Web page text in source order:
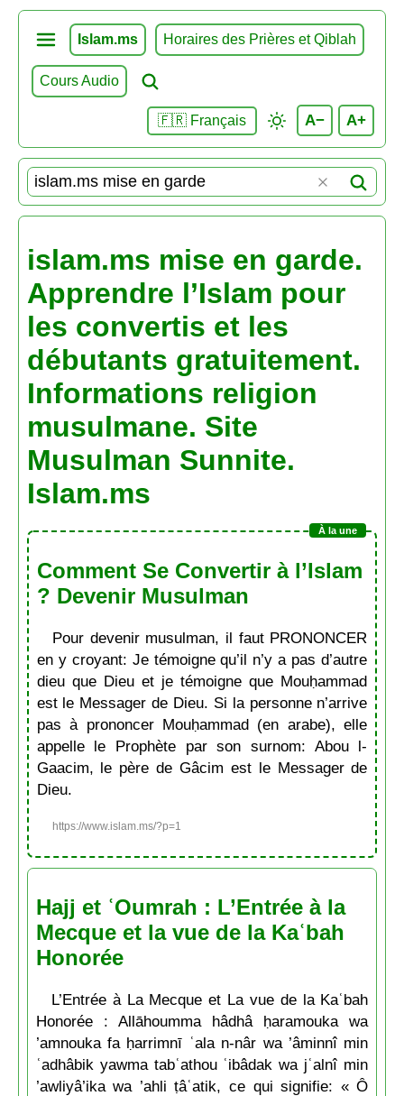
Islam.ms Horaires des Prières et Qiblah
Cours Audio
🇫🇷 Français A− A+
islam.ms mise en garde.
Apprendre l’Islam pour
les convertis et les
débutants gratuitement.
Informations religion
musulmane. Site
Musulman Sunnite.
Islam.ms
Comment Se Convertir à l’Islam
? Devenir Musulman
Pour devenir musulman, il faut PRONONCER
en y croyant: Je témoigne qu’il n’y a pas d’autre
dieu que Dieu et je témoigne que Mouḥammad
est le Messager de Dieu. Si la personne n’arrive
pas à prononcer Mouḥammad (en arabe), elle
appelle le Prophète par son surnom: Abou l-
Gaacim, le père de Gâcim est le Messager de
Dieu.
https://www.islam.ms/?p=1
Hajj et ʿOumrah : L’Entrée à la
Mecque et la vue de la Kaʿbah
Honorée
L’Entrée à La Mecque et La vue de la Kaʿbah
Honorée : Allāhoumma hâdhâ ḥaramouka wa
’amnouka fa ḥarrimnī ʿala n-nâr wa ’âminnî min
ʿadhâbik yawma tabʿathou ʿibâdak wa jʿalnî min
’awliyâ’ika wa ’ahli ṭâʿatik, ce qui signifie: « Ô